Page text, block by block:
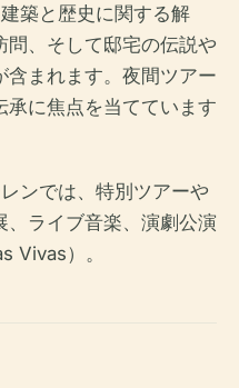
築と歴史に関する解
、そして邸宅の伝説や
まれます。夜間ツアー
承に焦点を当てています
ンでは、特別ツアーや
、ライブ音楽、演劇公演
Vivas）。